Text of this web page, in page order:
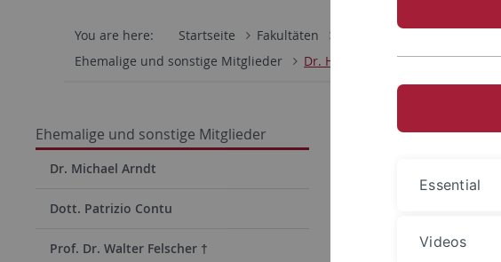
You are here: Startseite Fakultäten
Ehemalige und sonstige Mitglieder
Dr. Harald Maurer
Ehemalige und sonstige Mitglieder
Dr. Michael Arndt
Dott. Patrizio Contu
Prof. Dr. Walter Felscher †
Dr. Harald
Essential
Videos